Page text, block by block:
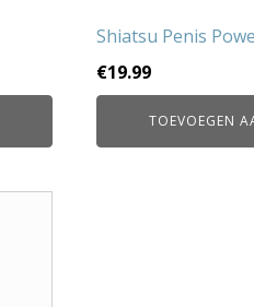
Shiatsu Penis
€19.99
TOEVOEGEN